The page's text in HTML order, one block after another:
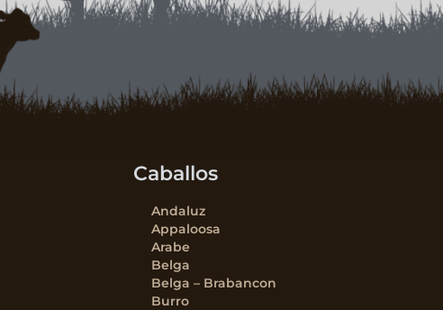
Caballos
Andaluz
Appaloosa
Arabe
Belga
Belga – Brabancon
Burro